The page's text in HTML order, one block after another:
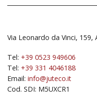
Via Leonardo da Vinci, 159,
Tel: +39 0523 949606
Tel: +39 331 4046188
Email: info@juteco.it
Cod. SDI: M5UXCR1